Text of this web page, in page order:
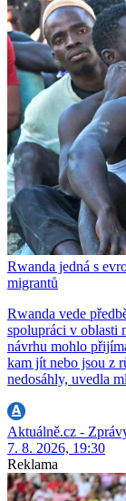
Rwanda jedná s
migrantů
Rwanda vede
spolupráci v oblasti
návrhu mohlo
kam jít nebo jsou z
nedosáhly, uvedla
Aktuálně.cz -
7. 8. 2026, 19:30
Reklama